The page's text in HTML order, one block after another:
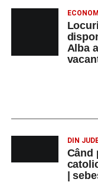
Alba
DIN
Când
|